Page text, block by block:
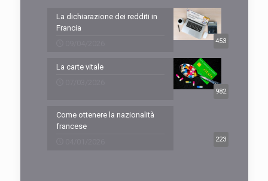
453
La dichiarazione dei redditi in
Francia
982
La carte vitale
223
Come ottenere la nazionalità
francese